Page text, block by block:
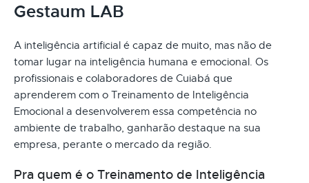
Gestaum LAB
A inteligência artificial é capaz de muito, mas não de
tomar lugar na inteligência humana e emocional. Os
profissionais e colaboradores de Cuiabá que
aprenderem com o Treinamento de Inteligência
Emocional a desenvolverem essa competência no
ambiente de trabalho, ganharão destaque na sua
empresa, perante o mercado da região.
Pra quem é o Treinamento de Inteligência